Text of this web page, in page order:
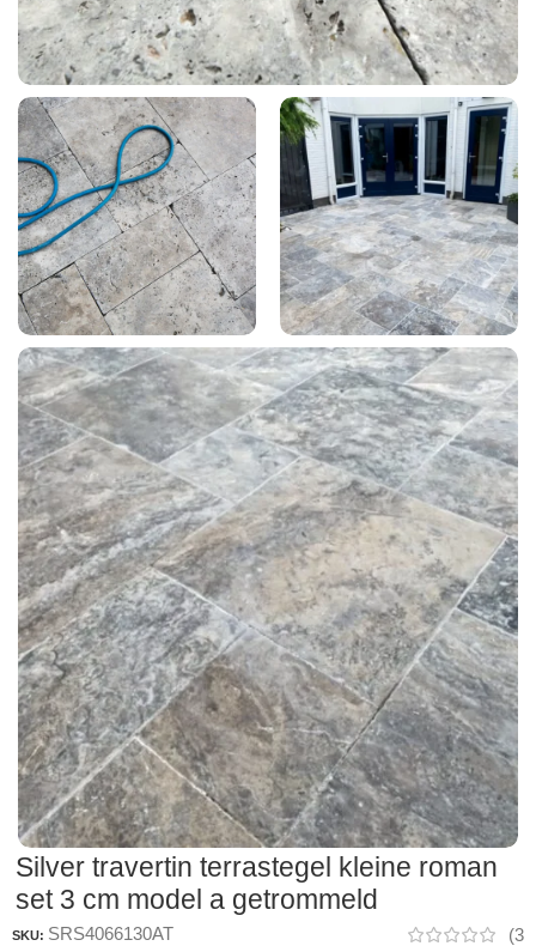
Silver travertin terrastegel kleine roman
set 3 cm model a getrommeld
SKU: SRS4066130AT (3